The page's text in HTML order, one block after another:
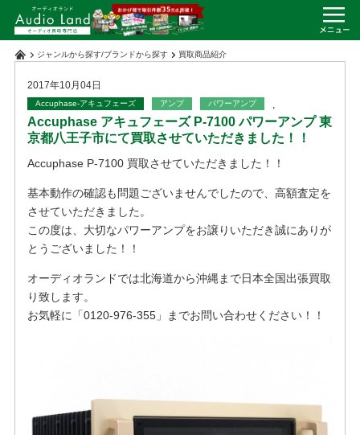
ジャンルから探す/ブランドから探す 買取商品紹介
2017年10月04日
Accuphase-アキュフェーズ アンプ ,
パワーアンプ
Accuphase アキュフェーズ P-7100 パワーアンプ 東
京都八王子市にて買取させていただきました！！
Accuphase P-7100 買取させていただきました！！
基本動作の確認も問題ございませんでしたので、高額査定を
させていただきました。
この度は、大切なパワーアンプをお譲りいただき誠にありが
とうございました！！
オーディオランドでは北海道から沖縄まで日本全国出張買取
り致します。
お気軽に「0120-976-355」までお問い合わせください！！